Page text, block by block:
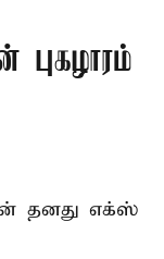
புகழாரம்
தனது எக்ஸ்